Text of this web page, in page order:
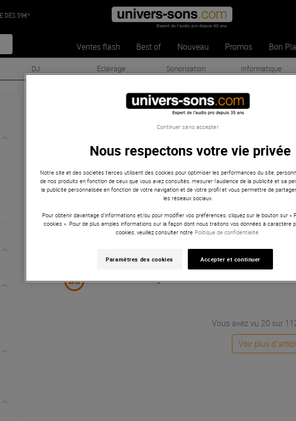
DÈS 59€*
Ventes flash Best of Nouveau Promos Bon
DJ Éclairage Sonorisation Informatique
Tables de mixage(32) Enceinte(32)
Casques (12) Sono portable (7)
Status : 0 - Message : error
Vous avez vu 20 sur
Voir plus
Nous respectons votre vie privée
Notre site et des sociétés tierces utilisent des cookies pour optimiser les performances du site,
de nos produits en fonction de ceux que vous avez consultés, mesurer l'audience de la publicité et sa
la publicité personnalisée en fonction de votre navigation et de votre profil et vous permettre de
les réseaux sociaux.
Pour obtenir davantage d'informations et/ou pour modifier vos préférences, cliquez sur le bouton sur «
cookies ». Pour de plus amples informations sur la façon dont nous traitons vos données à caractère
cookies, veuillez consulter notre Politique de confidentialité.
Paramètres des cookies Accepter et continuer
Continuer sans accepter